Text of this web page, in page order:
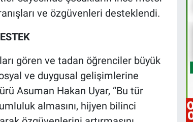
ve özgüvenleri desteklendi.
gören ve tadan öğrenciler büyük
ve duygusal gelişimlerine
Asuman Hakan Uyar, “Bu tür
almasını, hijyen bilinci